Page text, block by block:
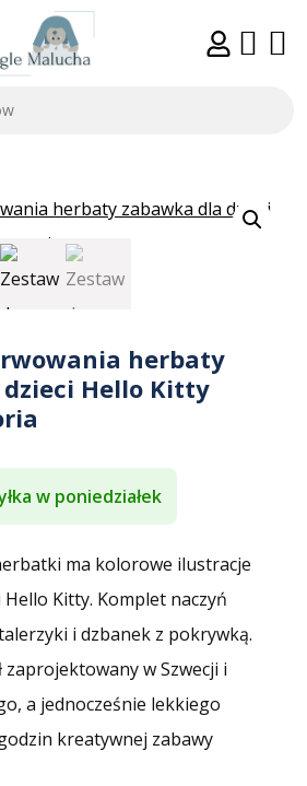
herbaty
Hello Kitty
w poniedziałek
ma kolorowe ilustracje
Kitty. Komplet naczyń
i dzbanek z pokrywką.
w Szwecji i
a jednocześnie lekkiego
kreatywnej zabawy